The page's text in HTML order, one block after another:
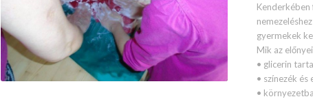
gyermekek
Mik az
• glicerin
• színezék
•